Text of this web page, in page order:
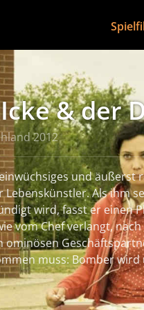
& der
2012
und äußerst
Lebenskünstler. Als ihm
wird, fasst er einen
vom Chef verlangt,
ominösen
muss: Bomber wird
trinktraurig und mit
trifft er auf Bruno, einen